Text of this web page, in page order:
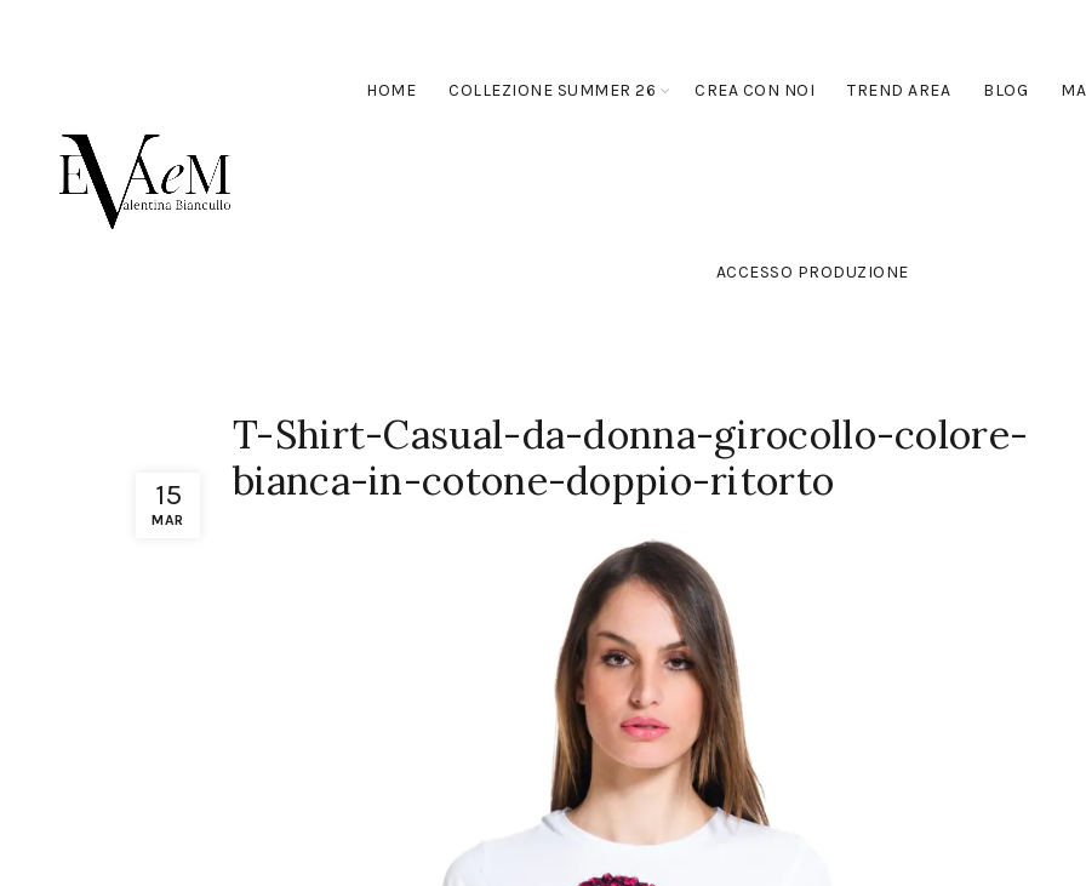
HOME COLLEZIONE SUMMER 26 CREA CON NOI TREND AREA BLOG
ACCESSO PRODUZIONE
15
MAR
T-Shirt-Casual-da-donna-girocollo-colore-
bianca-in-cotone-doppio-ritorto